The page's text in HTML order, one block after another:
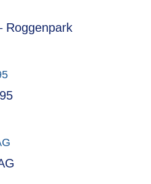
Roggenpark